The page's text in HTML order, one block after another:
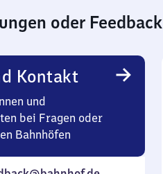
oder Feedback
Kontakt
und
bei Fragen oder
Bahnhöfen